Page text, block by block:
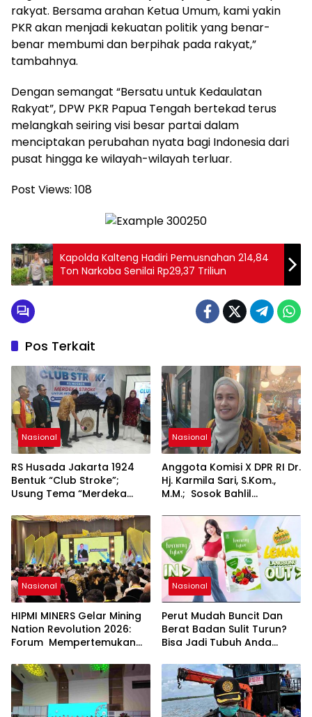
rakyat. Bersama arahan Ketua Umum, kami yakin
PKR akan menjadi kekuatan politik yang benar-
benar membumi dan berpihak pada rakyat,”
tambahnya.
Dengan semangat “Bersatu untuk Kedaulatan
Rakyat”, DPW PKR Papua Tengah bertekad terus
melangkah seiring visi besar partai dalam
menciptakan perubahan nyata bagi Indonesia dari
pusat hingga ke wilayah-wilayah terluar.
Post Views: 108
Kapolda Kalteng Hadiri Pemusnahan 214,84
Ton Narkoba Senilai Rp29,37 Triliun
Pos Terkait
Nasional
RS Husada Jakarta 1924
Bentuk “Club Stroke”;
Usung Tema “Merdeka
Bermakna”
Nasional
Anggota Komisi X DPR RI Dr.
Hj. Karmila Sari, S.Kom.,
M.M.; Sosok Bahlil
Sumber Inspirasi bagi
Generasi Muda, Pelaku
Usaha, Pemerintah,
maupun Pemangku
Kepentingan lainnya untuk
bersama-sama
Memberikan Kontribusi
bagi Pembangunan
Nasional.
Nasional
HIPMI MINERS Gelar Mining
Nation Revolution 2026:
Forum Mempertemukan
Investor, Akademisi, dan
Pengusaha dalam
Mendukung Percepatan
Hilirisasi Nasional.
Nasional
Perut Mudah Buncit Dan
Berat Badan Sulit Turun?
Bisa Jadi Tubuh Anda